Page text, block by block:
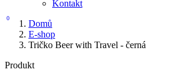
Kontakt
0
Domů
E-shop
Tričko Beer with Travel - černá
Produkt